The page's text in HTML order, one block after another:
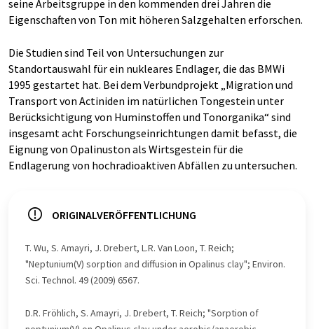
seine Arbeitsgruppe in den kommenden drei Jahren die
Eigenschaften von Ton mit höheren Salzgehalten erforschen.
Die Studien sind Teil von Untersuchungen zur
Standortauswahl für ein nukleares Endlager, die das BMWi
1995 gestartet hat. Bei dem Verbundprojekt „Migration und
Transport von Actiniden im natürlichen Tongestein unter
Berücksichtigung von Huminstoffen und Tonorganika“ sind
insgesamt acht Forschungseinrichtungen damit befasst, die
Eignung von Opalinuston als Wirtsgestein für die
Endlagerung von hochradioaktiven Abfällen zu untersuchen.
ORIGINALVERÖFFENTLICHUNG
T. Wu, S. Amayri, J. Drebert, L.R. Van Loon, T. Reich;
"Neptunium(V) sorption and diffusion in Opalinus clay"; Environ.
Sci. Technol. 49 (2009) 6567.
D.R. Fröhlich, S. Amayri, J. Drebert, T. Reich; "Sorption of